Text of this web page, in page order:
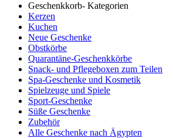
Geschenkkorb- Kategorien
Kerzen
Kuchen
Neue Geschenke
Obstkörbe
Quarantäne-Geschenkkörbe
Snack- und Pflegeboxen zum Teilen
Spa-Geschenke und Kosmetik
Spielzeuge und Spiele
Sport-Geschenke
Süße Geschenke
Zubehör
Alle Geschenke nach Ägypten